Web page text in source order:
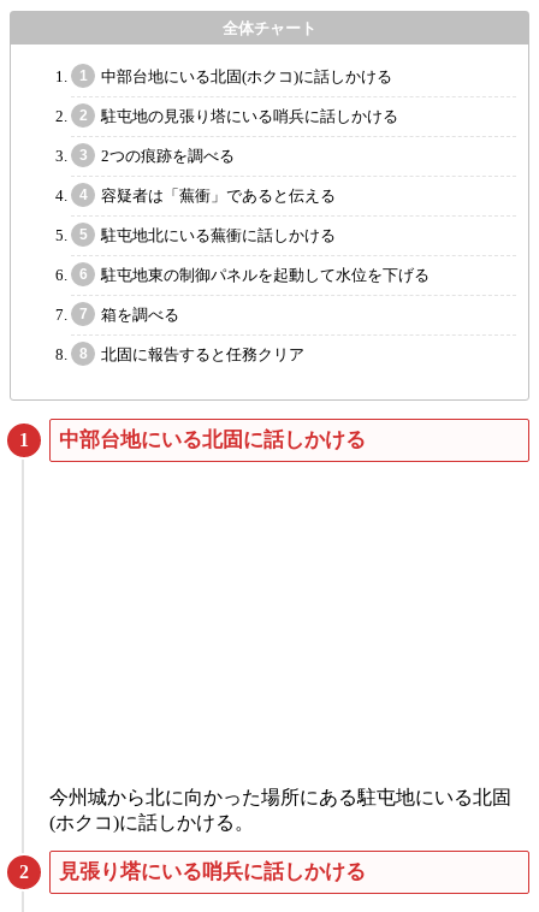
中部台地にいる北固(ホクコ)に話しかける
駐屯地の見張り塔にいる哨兵に話しかける
2つの痕跡を調べる
容疑者は「蕪衝」であると伝える
駐屯地北にいる蕪衝に話しかける
駐屯地東の制御パネルを起動して水位を下げる
箱を調べる
北固に報告すると任務クリア
中部台地にいる北固に話しかける
今州城から北に向かった場所にある駐屯地にいる北固
(ホクコ)に話しかける。
見張り塔にいる哨兵に話しかける